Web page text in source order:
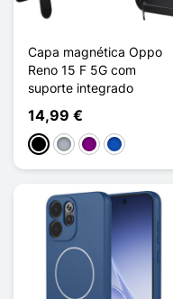
Capa magnética Oppo
Reno 15 F 5G com
suporte integrado
14,99 €
PretoCinzento
Púrpura
Saphir